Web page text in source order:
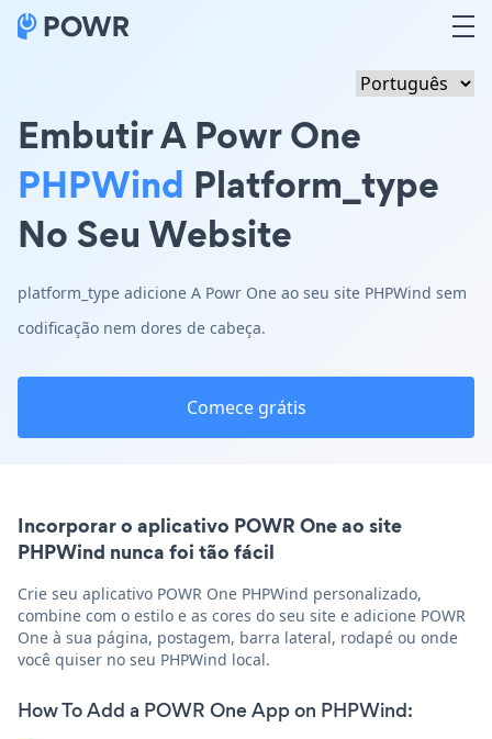
Embutir A Powr One
PHPWind Platform_type
No Seu Website
platform_type adicione A Powr One ao seu site PHPWind sem
codificação nem dores de cabeça.
Comece grátis
Incorporar o aplicativo POWR One ao site
PHPWind nunca foi tão fácil
Crie seu aplicativo POWR One PHPWind personalizado,
combine com o estilo e as cores do seu site e adicione POWR
One à sua página, postagem, barra lateral, rodapé ou onde
você quiser no seu PHPWind local.
How To Add a POWR One App on PHPWind: